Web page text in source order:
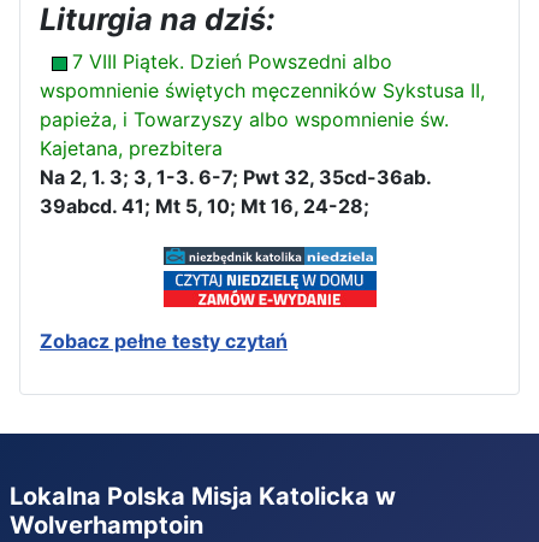
Liturgia na dziś:
7 VIII Piątek. Dzień Powszedni albo
wspomnienie świętych męczenników Sykstusa II,
papieża, i Towarzyszy albo wspomnienie św.
Kajetana, prezbitera
Na 2, 1. 3; 3, 1-3. 6-7; Pwt 32, 35cd-36ab.
39abcd. 41; Mt 5, 10; Mt 16, 24-28;
Zobacz pełne testy czytań
Lokalna Polska Misja Katolicka w
Wolverhamptoin